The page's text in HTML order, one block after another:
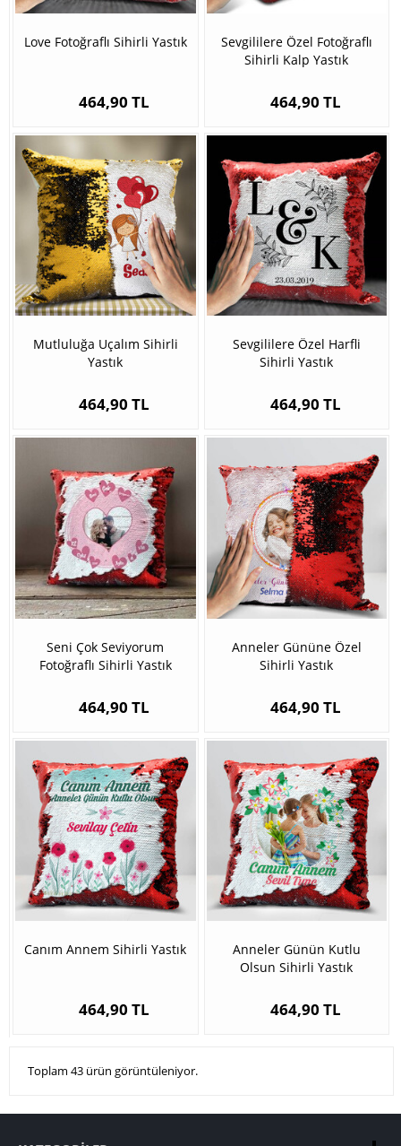
Love Fotoğraflı Sihirli Yastık
464,90 TL
Sevgililere Özel Fotoğraflı
Sihirli Kalp Yastık
464,90 TL
Mutluluğa Uçalım Sihirli
Yastık
464,90 TL
Sevgililere Özel Harfli
Sihirli Yastık
464,90 TL
Seni Çok Seviyorum
Fotoğraflı Sihirli Yastık
464,90 TL
Anneler Gününe Özel
Sihirli Yastık
464,90 TL
Canım Annem Sihirli Yastık
464,90 TL
Anneler Günün Kutlu
Olsun Sihirli Yastık
464,90 TL
Toplam 43 ürün görüntüleniyor.